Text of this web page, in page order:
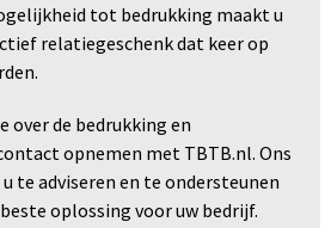
tot bedrukking maakt u
relatiegeschenk dat keer op
over de bedrukking en
opnemen met TBTB.nl. Ons
te adviseren en te ondersteunen
oplossing voor uw bedrijf.